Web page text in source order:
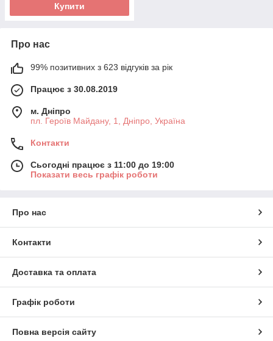
Купити
Про нас
99% позитивних з 623 відгуків за рік
Працює з 30.08.2019
м. Дніпро
пл. Героїв Майдану, 1, Дніпро, Україна
Контакти
Сьогодні працює з 11:00 до 19:00
Показати весь графік роботи
Про нас
Контакти
Доставка та оплата
Графік роботи
Повна версія сайту